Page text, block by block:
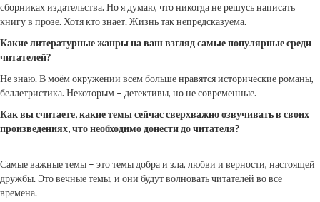
сборниках издательства. Но я думаю, что никогда не решусь написать
книгу в прозе. Хотя кто знает. Жизнь так непредсказуема.
Какие литературные жанры на ваш взгляд самые популярные среди
читателей?
Не знаю. В моём окружении всем больше нравятся исторические романы,
беллетристика. Некоторым – детективы, но не современные.
Как вы считаете, какие темы сейчас сверхважно озвучивать в своих
произведениях, что необходимо донести до читателя?
Самые важные темы – это темы добра и зла, любви и верности, настоящей
дружбы. Это вечные темы, и они будут волновать читателей во все
времена.